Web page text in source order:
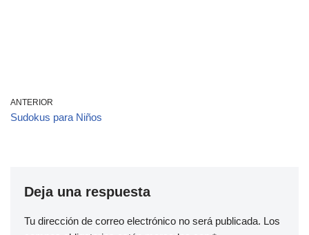
ANTERIOR
Sudokus para Niños
Deja una respuesta
Tu dirección de correo electrónico no será publicada. Los